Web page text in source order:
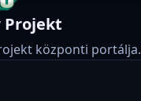
Projekt
központi portálja.